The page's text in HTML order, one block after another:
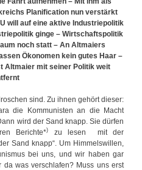
reichs Planification nun verstärkt
will auf eine aktive Industriepolitik
ginge – Wirtschaftspolitik
noch statt – An Altmaiers
Ökonomen kein gutes Haar –
Altmaier mit seiner Politik weit
sind. Zu ihnen gehört dieser:
die Kommunisten an die Macht
wird der Sand knapp. Sie dürfen
Berichte*)
zu lesen mit der
Sand knapp“. Um Himmelswillen,
bei uns, und wir haben gar
was verschlafen? Muss uns erst